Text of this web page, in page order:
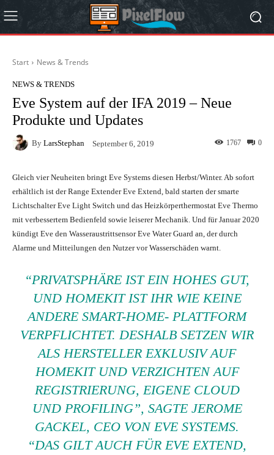
Start News & Trends
NEWS & TRENDS
Eve System auf der IFA 2019 – Neue
Produkte und Updates
By LarsStephan September 6, 2019 0
1767
Gleich vier Neuheiten bringt Eve Systems diesen Herbst/Winter. Ab sofort
erhältlich ist der Range Extender Eve Extend, bald starten der smarte
Lichtschalter Eve Light Switch und das Heizkörperthermostat Eve Thermo
mit verbessertem Bedienfeld sowie leiserer Mechanik. Und für Januar 2020
kündigt Eve den Wasseraustrittsensor Eve Water Guard an, der durch
Alarme und Mitteilungen den Nutzer vor Wasserschäden warnt.
“PRIVATSPHÄRE IST EIN HOHES GUT,
UND HOMEKIT IST IHR WIE KEINE
ANDERE SMART-HOME- PLATTFORM
VERPFLICHTET. DESHALB SETZEN WIR
ALS HERSTELLER EXKLUSIV AUF
HOMEKIT UND VERZICHTEN AUF
REGISTRIERUNG, EIGENE CLOUD
UND PROFILING”, SAGTE JEROME
GACKEL, CEO VON EVE SYSTEMS.
“DAS GILT AUCH FÜR EVE EXTEND,